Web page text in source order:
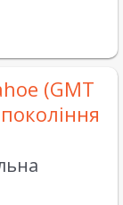
(GMT